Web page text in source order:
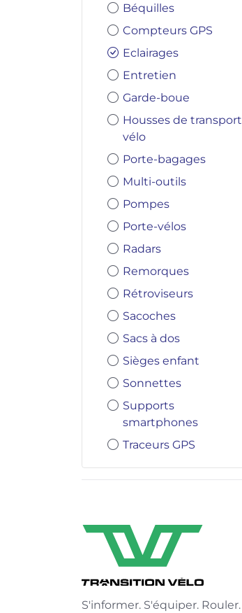
Béquilles
Compteurs GPS
Eclairages
Entretien
Garde-boue
Housses de transport
vélo
Porte-bagages
Multi-outils
Pompes
Porte-vélos
Radars
Remorques
Rétroviseurs
Sacoches
Sacs à dos
Sièges enfant
Sonnettes
Supports
smartphones
Traceurs GPS
S'informer. S'équiper. Rouler.